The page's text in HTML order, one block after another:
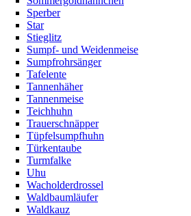
Sperber
Star
Stieglitz
Sumpf- und Weidenmeise
Sumpfrohrsänger
Tafelente
Tannenhäher
Tannenmeise
Teichhuhn
Trauerschnäpper
Tüpfelsumpfhuhn
Türkentaube
Turmfalke
Uhu
Wacholderdrossel
Waldbaumläufer
Waldkauz